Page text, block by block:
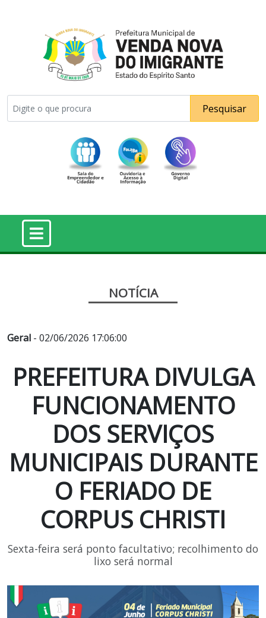
Pesquisar
NOTÍCIA
Geral - 02/06/2026 17:06:00
PREFEITURA DIVULGA
FUNCIONAMENTO
DOS SERVIÇOS
MUNICIPAIS DURANTE
O FERIADO DE
CORPUS CHRISTI
Sexta-feira será ponto facultativo; recolhimento do
lixo será normal